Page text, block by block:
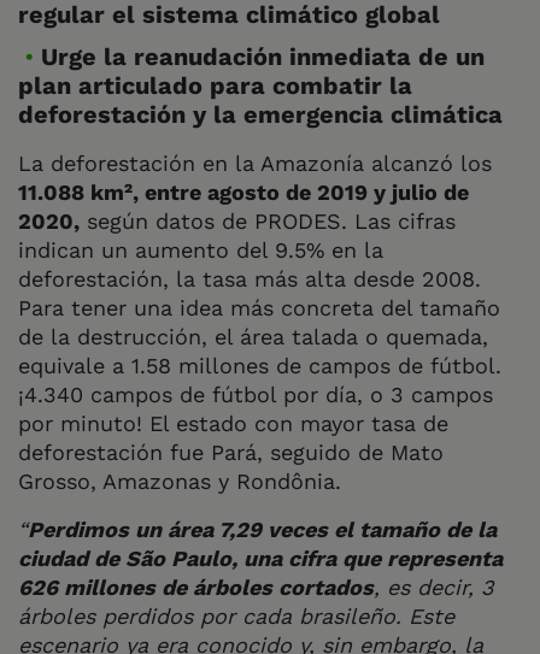
regular el sistema climático global
Urge la reanudación inmediata de un
plan articulado para combatir la
deforestación y la emergencia climática
La deforestación en la Amazonía alcanzó los
11.088 km², entre agosto de 2019 y julio de
2020, según datos de PRODES. Las cifras
indican un aumento del 9.5% en la
deforestación, la tasa más alta desde 2008.
Para tener una idea más concreta del tamaño
de la destrucción, el área talada o quemada,
equivale a 1.58 millones de campos de fútbol.
¡4.340 campos de fútbol por día, o 3 campos
por minuto! El estado con mayor tasa de
deforestación fue Pará, seguido de Mato
Grosso, Amazonas y Rondônia.
“Perdimos un área 7,29 veces el tamaño de la
ciudad de São Paulo, una cifra que representa
626 millones de árboles cortados, es decir, 3
árboles perdidos por cada brasileño. Este
escenario ya era conocido y, sin embargo, la